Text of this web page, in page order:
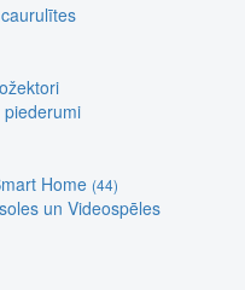
piederumi
Home (44)
un Videospēles